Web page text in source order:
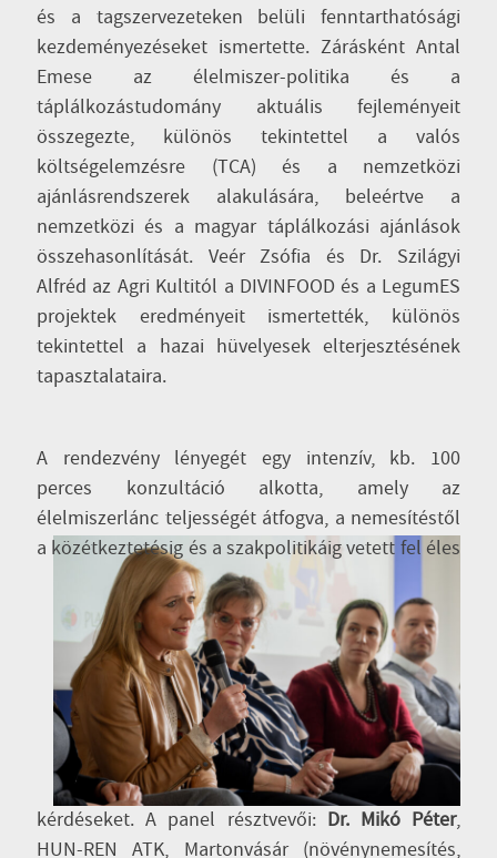
és a tagszervezeteken belüli fenntarthatósági
kezdeményezéseket ismertette. Zárásként Antal
Emese az élelmiszer-politika és a
táplálkozástudomány aktuális fejleményeit
összegezte, különös tekintettel a valós
költségelemzésre (TCA) és a nemzetközi
ajánlásrendszerek alakulására, beleértve a
nemzetközi és a magyar táplálkozási ajánlások
összehasonlítását. Veér Zsófia és Dr. Szilágyi
Alfréd az Agri Kultitól a DIVINFOOD és a LegumES
projektek eredményeit ismertették, különös
tekintettel a hazai hüvelyesek elterjesztésének
tapasztalataira.
A rendezvény lényegét egy intenzív, kb. 100
perces konzultáció alkotta, amely az
élelmiszerlánc teljességét átfogva, a nemesítéstől
a közétkeztetésig és a szakpolitikáig vetett fel éles
kérdéseket. A panel résztvevői: Dr. Mikó Péter,
HUN-REN ATK, Martonvásár (növénynemesítés,